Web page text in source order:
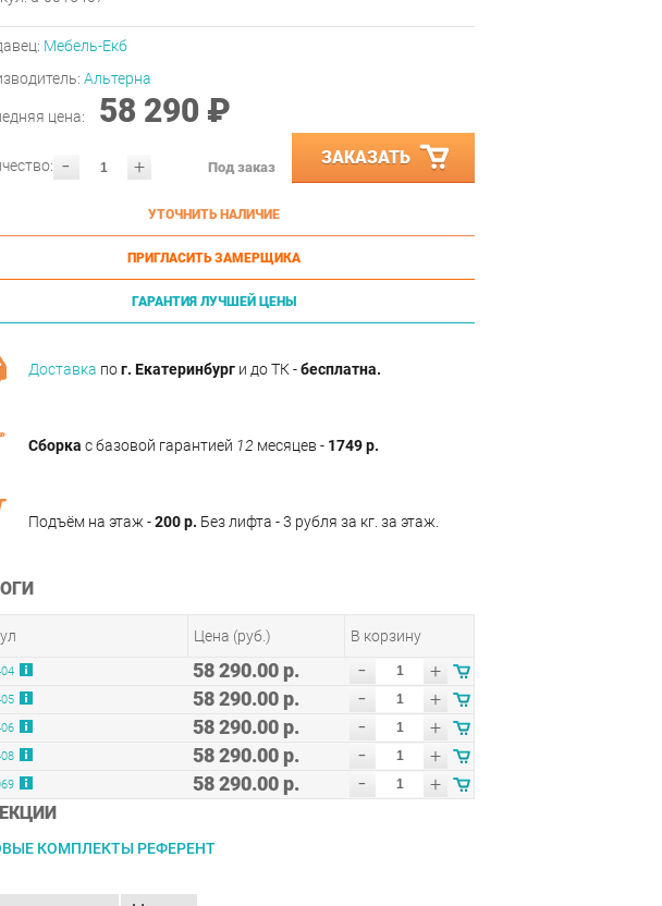
Мебель-Екб
Альтерна
цена: 58 290 ₽
- + Под заказ ЗАКАЗАТЬ
УТОЧНИТЬ НАЛИЧИЕ
ПРИГЛАСИТЬ ЗАМЕРЩИКА
ГАРАНТИЯ ЛУЧШЕЙ ЦЕНЫ
Доставка пог. Екатеринбург и до ТК -бесплатна.
Сборка с базовой гарантией 12 месяцев - 1749 р.
Подъём на этаж -200 р. Без лифта - 3 рубля за кг. за этаж.
Цена (руб.) В корзину
58 290.00 р. - +
58 290.00 р. - +
58 290.00 р. - +
58 290.00 р. - +
58 290.00 р. - +
КОМПЛЕКТЫ РЕФЕРЕНТ